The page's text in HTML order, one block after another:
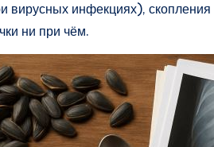
вирусных инфекциях),
ни при чём.